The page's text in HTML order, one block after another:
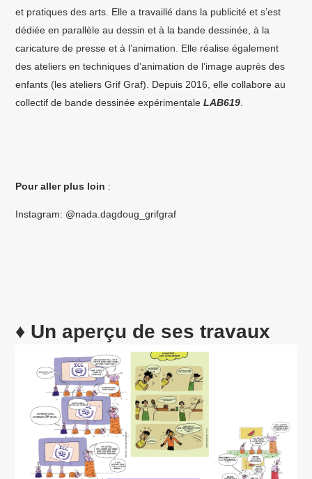
et pratiques des arts. Elle a travaillé dans la publicité et s’est
dédiée en parallèle au dessin et à la bande dessinée, à la
caricature de presse et à l’animation. Elle réalise également
des ateliers en techniques d’animation de l’image auprès des
enfants (les ateliers Grif Graf). Depuis 2016, elle collabore au
collectif de bande dessinée expérimentale LAB619.
Pour aller plus loin :
Instagram: @nada.dagdoug_grifgraf
♦ Un aperçu de ses travaux